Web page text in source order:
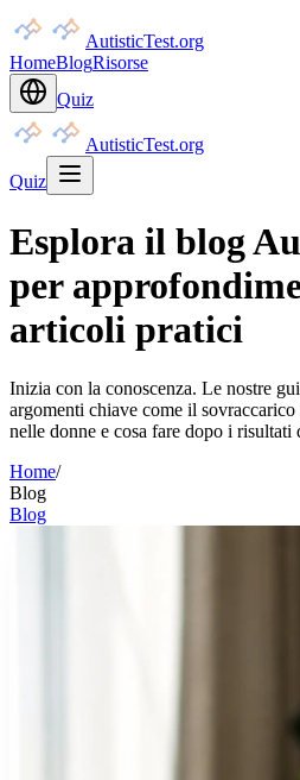
AutisticTest.org
HomeBlogRisorse
Quiz
AutisticTest.org
Quiz
Esplora il blog
per
articoli pratici
Inizia con la conoscenza. Le nostre
argomenti chiave come il
nelle donne e cosa fare dopo i risultati
Home/
Blog
Blog